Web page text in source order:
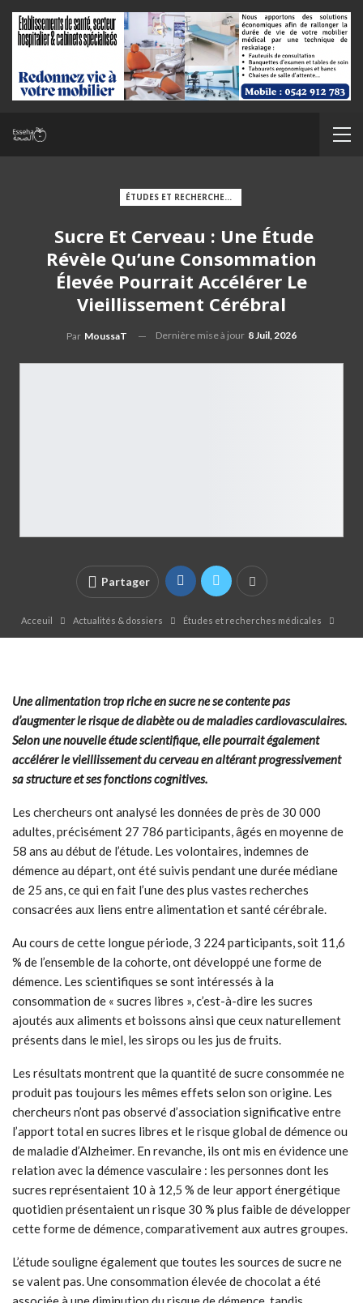
ÉTUDES ET RECHERCHES MÉDICALES
Sucre Et Cerveau : Une Étude
Révèle Qu’une Consommation
Élevée Pourrait Accélérer Le
Vieillissement Cérébral
Par MoussaT Dernière mise à jour 8 Juil, 2026
Partager
Acceuil Actualités & dossiers Études et recherches médicales
Une alimentation trop riche en sucre ne se contente pas
d’augmenter le risque de diabète ou de maladies cardiovasculaires.
Selon une nouvelle étude scientifique, elle pourrait également
accélérer le vieillissement du cerveau en altérant progressivement
sa structure et ses fonctions cognitives.
Les chercheurs ont analysé les données de près de 30 000
adultes, précisément 27 786 participants, âgés en moyenne de
58 ans au début de l’étude. Les volontaires, indemnes de
démence au départ, ont été suivis pendant une durée médiane
de 25 ans, ce qui en fait l’une des plus vastes recherches
consacrées aux liens entre alimentation et santé cérébrale.
Au cours de cette longue période, 3 224 participants, soit 11,6
% de l’ensemble de la cohorte, ont développé une forme de
démence. Les scientifiques se sont intéressés à la
consommation de « sucres libres », c’est-à-dire les sucres
ajoutés aux aliments et boissons ainsi que ceux naturellement
présents dans le miel, les sirops ou les jus de fruits.
Les résultats montrent que la quantité de sucre consommée ne
produit pas toujours les mêmes effets selon son origine. Les
chercheurs n’ont pas observé d’association significative entre
l’apport total en sucres libres et le risque global de démence ou
de maladie d’Alzheimer. En revanche, ils ont mis en évidence une
relation avec la démence vasculaire : les personnes dont les
sucres représentaient 10 à 12,5 % de leur apport énergétique
quotidien présentaient un risque 30 % plus faible de développer
cette forme de démence, comparativement aux autres groupes.
L’étude souligne également que toutes les sources de sucre ne
se valent pas. Une consommation élevée de chocolat a été